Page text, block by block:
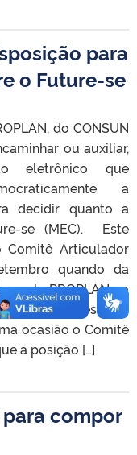
para
o Future-se
do CONSUN
ou auxiliar,
eletrônico que
a
decidir quanto a
se (MEC). Este
Comitê Articulador
quando da
pela PROPLAN no
87 através do
ocasião o Comitê
a posição […]
compor